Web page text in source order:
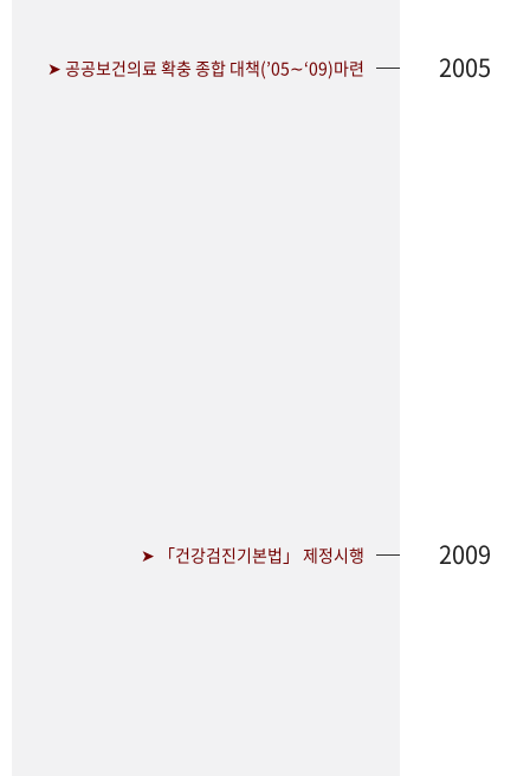
➤ 공공보건의료 확충 종합 대책(’05∼‘09)마련 2005
➤ 「건강검진기본법」 제정시행 2009